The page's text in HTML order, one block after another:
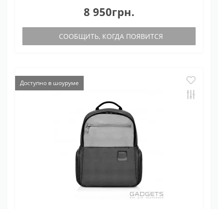
8 950грн.
СООБЩИТЬ, КОГДА ПОЯВИТСЯ
Доступно в шоуруме